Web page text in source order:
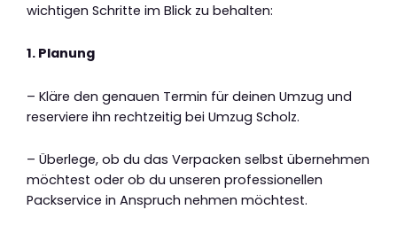
wichtigen Schritte im Blick zu behalten:
1. Planung
– Kläre den genauen Termin für deinen Umzug und
reserviere ihn rechtzeitig bei Umzug Scholz.
– Überlege, ob du das Verpacken selbst übernehmen
möchtest oder ob du unseren professionellen
Packservice in Anspruch nehmen möchtest.